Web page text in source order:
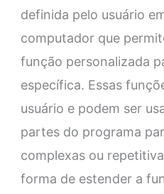
definida pelo usuário
computador que
função personalizada
específica. Essas
usuário e podem ser
partes do programa
complexas ou
forma de estender a